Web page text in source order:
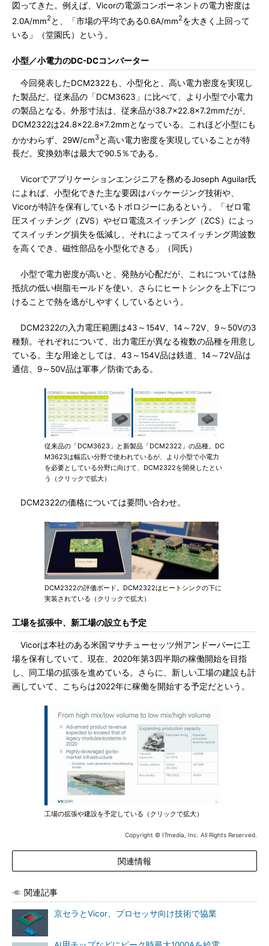
図ってきた。例えば、Vicorの電源コンポーネントの電力密度は
2.0A/mm2 と、「市場の平均である0.6A/mm2を大きく上回って
いる」（堂園氏）という。
小型／小電力のDC-DCコンバーター
今回発表したDCM2322も、小型化と、高い電力密度を実現し
た製品だ。従来品の「DCM3623」に比べて、より小型で小電力
の製品となる。外形寸法は、従来品が38.7×22.8×7.2mmだが、
DCM2322は24.8×22.8×7.2mmとなっている。これほど小型にも
かかわらず、29W/cm3と高い電力密度を実現していることが特
長だ。変換効率は最大で90.5％である。
Vicorでアプリケーションエンジニアを務めるJoseph Aguilar氏
によれば、小型化できた主な要因はパッケージング技術や、
Vicorが特許を保有しているトポロジーにあるという。「ゼロ電
圧スイッチング（ZVS）やゼロ電流スイッチング（ZCS）によっ
てスイッチング損失を低減し、それによってスイッチング周波数
を高くでき、磁性部品を小型化できる」（同氏）
小型で電力密度が高いと、発熱が心配だが、これについては熱
抵抗の低い樹脂モールドを使い、さらにヒートシンクを上下につ
けることで熱を逃がしやすくしているという。
DCM2322の入力電圧範囲は43～154V、14～72V、9～50Vの3
種類。それぞれについて、出力電圧が異なる複数の品種を用意し
ている。主な用途としては、43～154V品は鉄道、14～72V品は
通信、9～50V品は軍事／防衛である。
従来品の「DCM3623」と新製品「DCM2322」の品種。DC
M3623は幅広い分野で使われているが、より小型で小電力
を必要としている分野に向けて、DCM2322を開発したとい
う（クリックで拡大）
DCM2322の価格については要問い合わせ。
DCM2322の評価ボード。DCM2322はヒートシンクの下に
実装されている（クリックで拡大）
工場を拡張中、新工場の設立も予定
Vicorは本社のある米国マサチューセッツ州アンドーバーに工
場を保有していて、現在、2020年第3四半期の稼働開始を目指
し、同工場の拡張を進めている。さらに、新しい工場の建設も計
画していて、こちらは2022年に稼働を開始する予定だという。
工場の拡張や建設を予定している（クリックで拡大）
Copyright © ITmedia, Inc. All Rights Reserved.
関連情報
関連記事
京セラとVicor、プロセッサ向け技術で協業